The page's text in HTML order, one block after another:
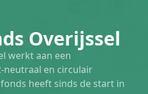
Overijssel
werkt aan een
neutraal en circulair
heeft sinds de start in